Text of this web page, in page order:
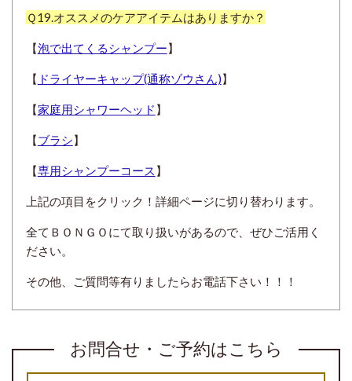
Ｑ19.オススメのケアアイテムはありますか？
【泡で出てくるシャンプー】
【 ドライヤーキャップ(通称ゾウさん)】
【家庭用シャワーヘッド 】
【ブラシ】
【専用シャンプーコース 】
上記の項目をクリック！詳細ページに切り替わります。
全てＢＯＮＧＯにて取り扱いがあるので、ぜひご活用く
ださい。
その他、ご質問等有りましたらお電話下さい！！！
お問合せ・ご予約はこちら